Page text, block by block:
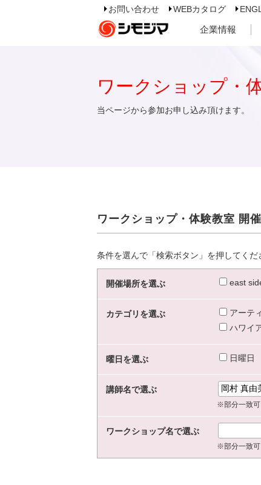
お問い合わせ WEBカタログ
企業情報
ワークショップ・
当ページから参加お申し込み頂けます。
ワークショップ・体験教室 開
条件を選んで「検索ボタン」を押してくだ
開催場所を選ぶ east
カテゴリを選ぶ アーテ
ハワイ
曜日を選ぶ 日曜日
講師名で選ぶ
※部分一致可
ワークショップ名で選ぶ
※部分一致可